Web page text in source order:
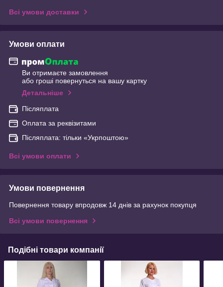
Всі умови доставки
Умови оплати
Ви отримаєте замовлення
або гроші повернуться на вашу картку
Детальніше
Післяплата
Оплата за реквізитами
Післяплата: тільки «Укрпоштою»
Всі умови оплати
Умови повернення
Повернення товару впродовж 14 днів за рахунок покупця
Всі умови повернення
Подібні товари компанії